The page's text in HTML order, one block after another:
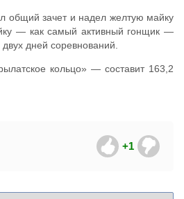
общий зачет и надел желтую майку
— как самый активный гонщик —
дней соревнований.
кольцо» — составит 163,2
+1